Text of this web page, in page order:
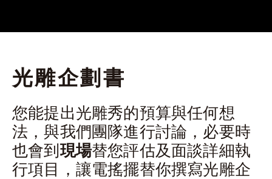
光雕企劃書
您能提出光雕秀的預算與任何想
法，與我們團隊進行討論，必要時
也會到現場替您評估及面談詳細執
行項目，讓電搖擺替你撰寫光雕企